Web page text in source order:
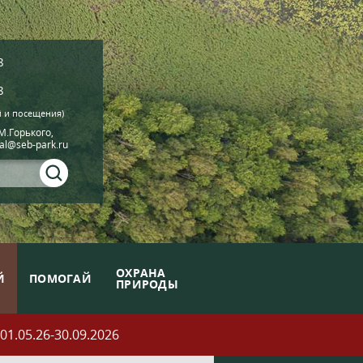
и посещения)
park.ru
ПОМОГАЙ ОХРАНА
ПРИРОДЫ
30.09.2026